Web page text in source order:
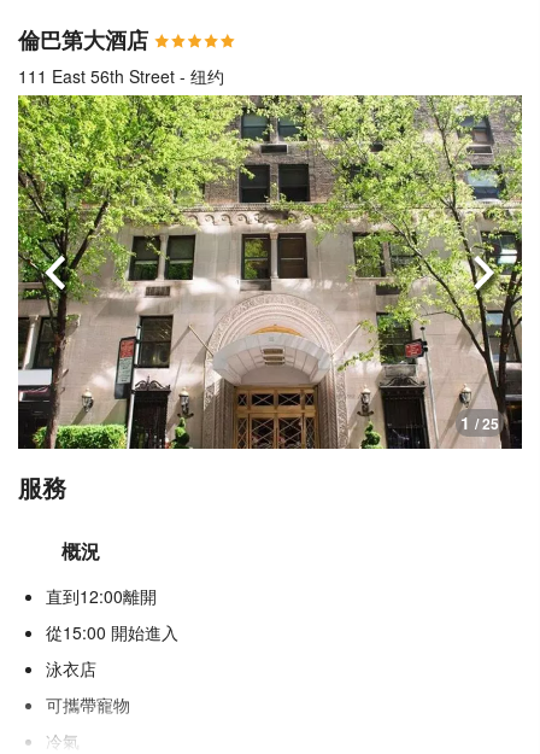
倫巴第大酒店
111 East 56th Street - 纽约
1 / 25
上一頁 下一
服務
概況
直到12:00離開
從15:00 開始進入
泳衣店
可攜帶寵物
冷氣